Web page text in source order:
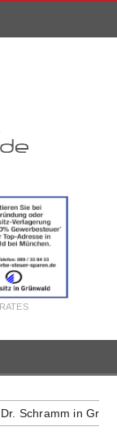
in Grünwald